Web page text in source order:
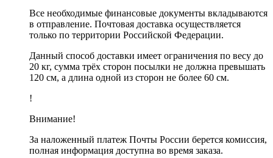
Все необходимые финансовые документы вкладываются
в отправление. Почтовая доставка осуществляется
только по территории Российской Федерации.
Данный способ доставки имеет ограничения по весу до
20 кг, сумма трёх сторон посылки не должна превышать
120 см, а длина одной из сторон не более 60 см.
!
Внимание!
За наложенный платеж Почты России берется комиссия,
полная информация доступна во время заказа.